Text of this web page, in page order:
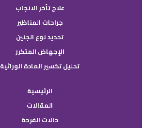
علاج تأخر الانجاب
جراحات المناظير
تحديد نوع الجنين
الإجهاض المتكرر
تحليل تكسير المادة الوراثية
الرئيسية
المقالات
حالات الفرحة